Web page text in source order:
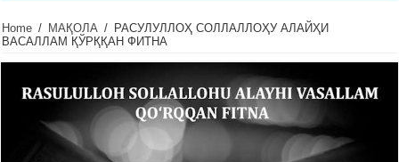
Home / МАҚОЛА / РАСУЛУЛЛОҲ СОЛЛАЛЛОҲУ АЛАЙҲИ
ВАСАЛЛАМ ҚЎРҚҚАН ФИТНА